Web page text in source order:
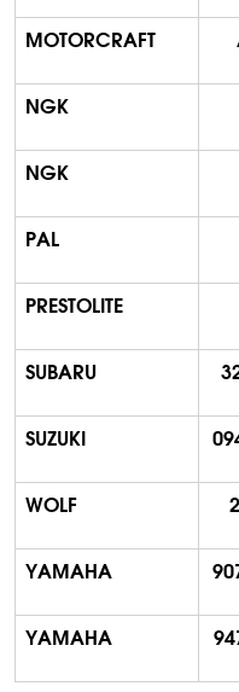
MOTORCRAFT
NGK
NGK
PAL
PRESTOLITE
SUBARU
SUZUKI
WOLF
YAMAHA
YAMAHA